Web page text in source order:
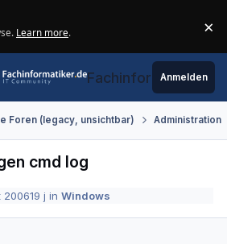
Learn more. ×
Fachinformatiker.de
Anmelden
Foren (legacy, unsichtbar) Administration
cmd log
200619 j inWindows